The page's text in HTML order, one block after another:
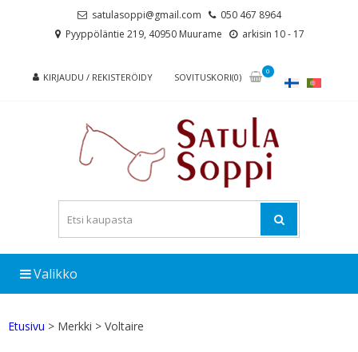
satulasoppi@gmail.com
050 467 8964
Pyyppöläntie 219, 40950 Muurame
arkisin 10 - 17
KIRJAUDU / REKISTERÖIDY SOVITUSKORI(0)
0
Valikko
Etusivu > Merkki > Voltaire